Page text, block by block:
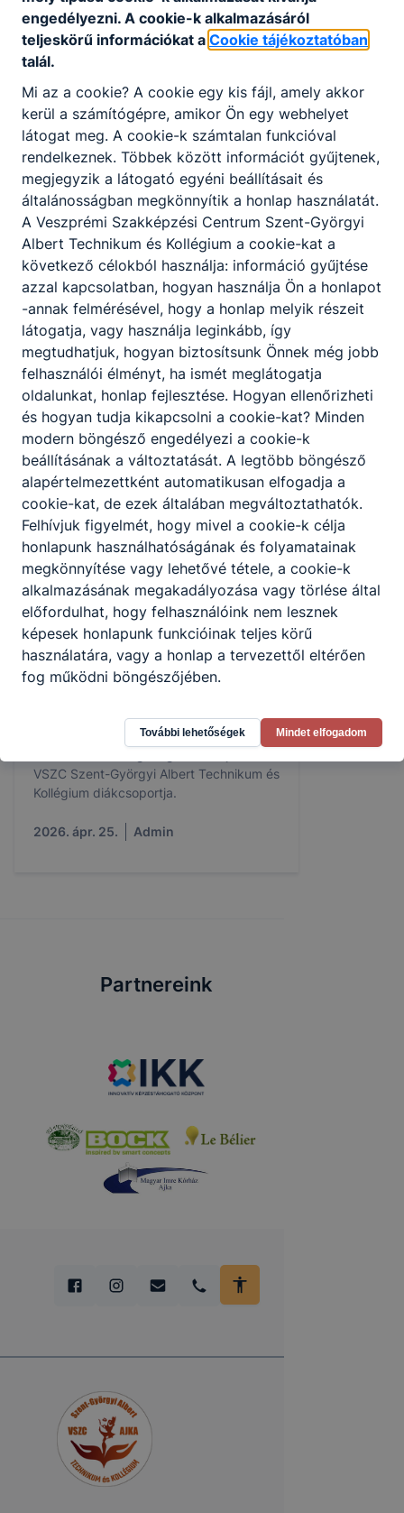
🌍
2026. ápr. 29. Admin
Budapesti kirándulás
Iskolánk 9. évfolyamos diákjai a
Honvédelem tantárgy keretében szakmai
látogatáson vettek részt Budapesten,
amelynek során több jelentős intézményt
is felkerestek
2026. ápr. 25.
Admin
Pápai reptér látogatása
VSZC Szent-Györgyi Albert Technikum és
Kollégium diákcsoportja.
2026. ápr. 25. Admin
Partnereink
engedélyezni. A cookie-k alkalmazásáról
teljeskörű információkat a Cookie tájékoztatóban
talál.
Mi az a cookie? A cookie egy kis fájl, amely akkor
kerül a számítógépre, amikor Ön egy webhelyet
látogat meg. A cookie-k számtalan funkcióval
rendelkeznek. Többek között információt gyűjtenek,
megjegyzik a látogató egyéni beállításait és
általánosságban megkönnyítik a honlap használatát.
A Veszprémi Szakképzési Centrum Szent-Györgyi
Albert Technikum és Kollégium a cookie-kat a
következő célokból használja: információ gyűjtése
azzal kapcsolatban, hogyan használja Ön a honlapot
-annak felmérésével, hogy a honlap melyik részeit
látogatja, vagy használja leginkább, így
megtudhatjuk, hogyan biztosítsunk Önnek még jobb
felhasználói élményt, ha ismét meglátogatja
oldalunkat, honlap fejlesztése. Hogyan ellenőrizheti
és hogyan tudja kikapcsolni a cookie-kat? Minden
modern böngésző engedélyezi a cookie-k
beállításának a változtatását. A legtöbb böngésző
alapértelmezettként automatikusan elfogadja a
cookie-kat, de ezek általában megváltoztathatók.
Felhívjuk figyelmét, hogy mivel a cookie-k célja
honlapunk használhatóságának és folyamatainak
megkönnyítése vagy lehetővé tétele, a cookie-k
alkalmazásának megakadályozása vagy törlése által
előfordulhat, hogy felhasználóink nem lesznek
képesek honlapunk funkcióinak teljes körű
használatára, vagy a honlap a tervezettől eltérően
fog működni böngészőjében.
További lehetőségek Mindet elfogadom